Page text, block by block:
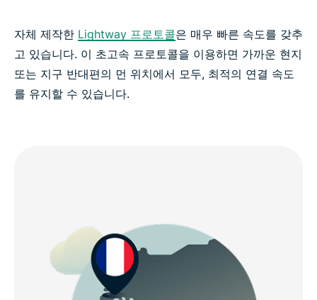
자체 제작한 Lightway 프로토콜은 매우 빠른 속도를 갖추
고 있습니다. 이 초고속 프로토콜을 이용하면 가까운 현지
또는 지구 반대편의 먼 위치에서 모두, 최적의 연결 속도
를 유지할 수 있습니다.